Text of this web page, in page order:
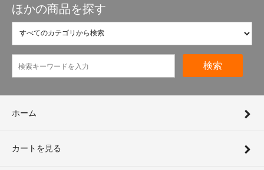
ほかの商品を探す
検索
ホーム
カートを見る